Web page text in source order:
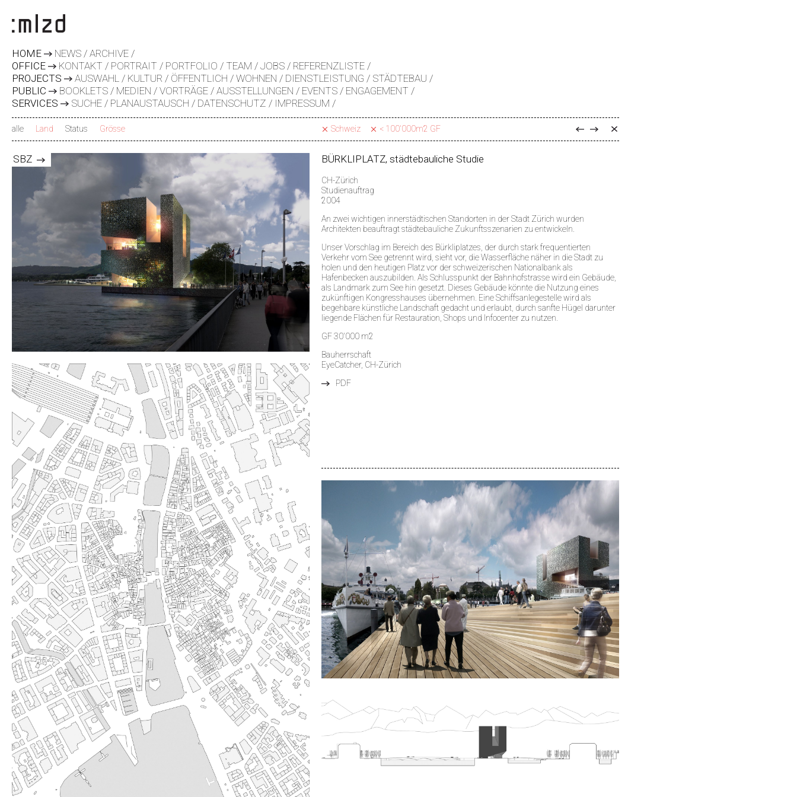
HOME NEWS
ARCHIVE
OFFICE
KONTAKT PORTRAIT PORTFOLIO TEAM JOBS
REFERENZLISTE
PROJECTS
AUSWAHL KULTUR ÖFFENTLICH WOHNEN DIENSTLEISTUNG
STÄDTEBAU
PUBLIC
BOOKLETS MEDIEN VORTRÄGE AUSSTELLUNGEN EVENTS
ENGAGEMENT
SERVICES
SUCHE PLANAUSTAUSCH DATENSCHUTZ IMPRESSUM
alle Land Status Grösse Schweiz < 100'000m2 GF
SBZ BÜRKLIPLATZ, städtebauliche Studie
CH-Zürich
Studienauftrag
2004
An zwei wichtigen innerstädtischen Standorten in der Stadt Zürich wurden
Architekten beauftragt städtebauliche Zukunftsszenarien zu entwickeln.
Unser Vorschlag im Bereich des Bürkliplatzes, der durch stark frequentierten
Verkehr vom See getrennt wird, sieht vor, die Wasserfläche näher in die Stadt zu
holen und den heutigen Platz vor der schweizerischen Nationalbank als
Hafenbecken auszubilden. Als Schlusspunkt der Bahnhofstrasse wird ein Gebäude,
als Landmark zum See hin gesetzt. Dieses Gebäude könnte die Nutzung eines
zukünftigen Kongresshauses übernehmen. Eine Schiffsanlegestelle wird als
begehbare künstliche Landschaft gedacht und erlaubt, durch sanfte Hügel darunter
liegende Flächen für Restauration, Shops und Infocenter zu nutzen.
GF 30'000 m2
Bauherrschaft
EyeCatcher, CH-Zürich
PDF